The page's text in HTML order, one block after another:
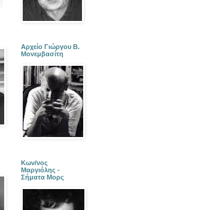
Αρχείο Γιώργου Β.
Μονεμβασίτη
Κων/νος
Μαργιόλης -
Σήματα Μορς